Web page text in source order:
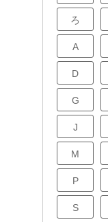
ろ
A
D
G
J
M
P
S